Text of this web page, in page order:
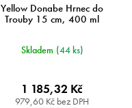
Yellow Donabe Hrnec do
Trouby 15 cm, 400 ml
Skladem (44 ks)
979,60 Kč bez DPH
1 185,32 Kč